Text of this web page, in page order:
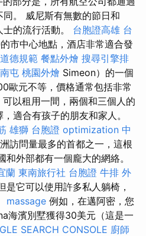
。 威尼斯有無數的節日和
的流行活動。 台胞證高雄 台
市中心地點，酒店非常適合發
德規範 餐點外燴 搜尋引擎排
屯 桃園外燴 Simeon）的一個
歐元不等，價格通常包括非常
可以租用一間，兩個和三個人的
適合有孩子的朋友和家人。
雄獅 台胞證 optimization 中
訪問量最多的首都之一，這根
外部都有一個龐大的網絡。
蘭 東南旅行社 台胞證 牛排 外
是它可以使用許多私人躺椅，
massage 例如，在邁阿密，您
海濱別墅獲得30美元（這是一
SEARCH CONSOLE 廚師